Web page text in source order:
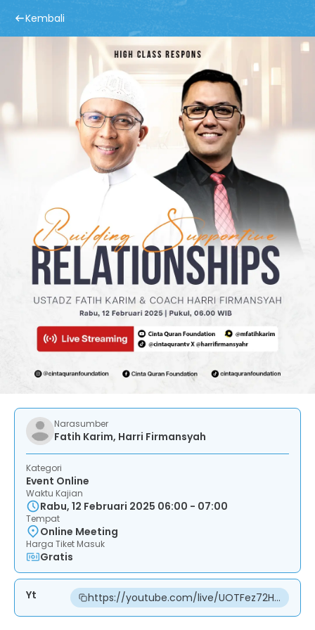
Kembali
Narasumber
Fatih Karim, Harri Firmansyah
Kategori
Event Online
Waktu Kajian
Rabu, 12 Februari 2025 06:00 - 07:00
Tempat
Online Meeting
Harga Tiket Masuk
Gratis
Yt https://youtube.com/live/UOTFez72H1E